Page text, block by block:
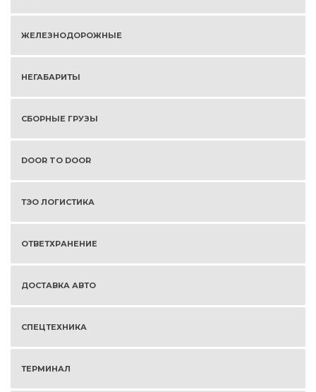
ЖЕЛЕЗНОДОРОЖНЫЕ
НЕГАБАРИТЫ
СБОРНЫЕ ГРУЗЫ
DOOR TO DOOR
ТЭО ЛОГИСТИКА
ОТВЕТХРАНЕНИЕ
ДОСТАВКА АВТО
СПЕЦТЕХНИКА
ТЕРМИНАЛ